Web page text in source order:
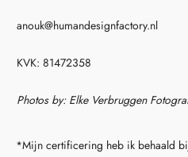
anouk@humandesignfactory.nl
KVK: 81472358
Photos by: Elke Verbruggen
*Mijn certificering heb ik behaald